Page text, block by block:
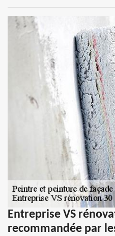
Entreprise VS
recommandée par